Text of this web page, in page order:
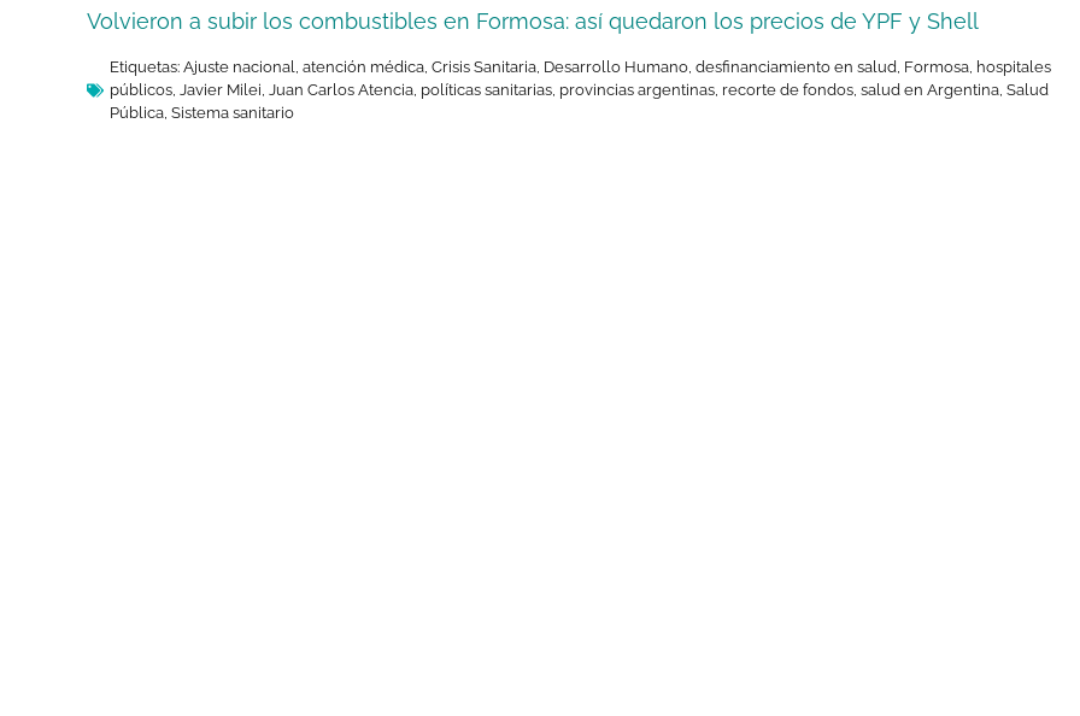
Volvieron a subir los combustibles en Formosa: así quedaron los precios de YPF y Shell
Etiquetas: Ajuste nacional, atención médica, Crisis Sanitaria, Desarrollo Humano, desfinanciamiento en salud, Formosa, hospitales
públicos, Javier Milei, Juan Carlos Atencia, políticas sanitarias, provincias argentinas, recorte de fondos, salud en Argentina, Salud
Pública, Sistema sanitario